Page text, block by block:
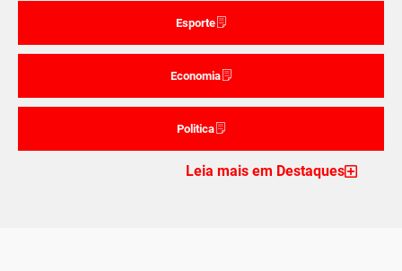
Esporte
Economia
Politica
Leia mais em Destaques